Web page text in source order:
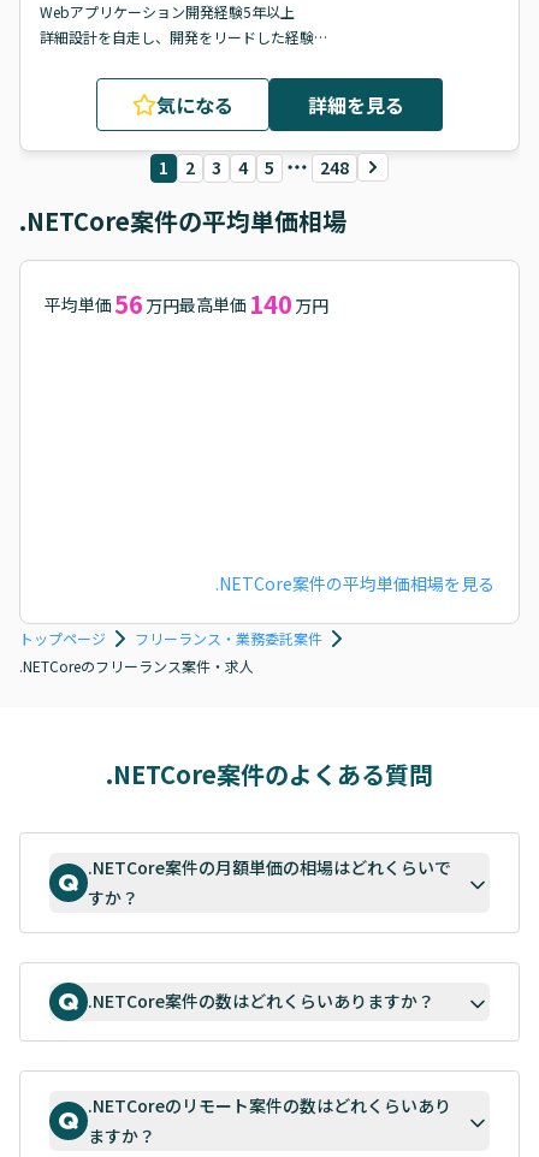
Webアプリケーション開発経験5年以上
詳細設計を自走し、開発をリードした経験
気になる 詳細を見る
1 2 3 4 5 248
.NETCore案件の平均単価相場
平均単価56 万円最高単価 140 万円
.NETCore案件の平均単価相場を見る
トップページ
フリーランス・業務委託案件
.NETCoreのフリーランス案件・求人
.NETCore案件のよくある質問
.NETCore案件の月額単価の相場はどれくらいで
すか？
.NETCore案件の数はどれくらいありますか？
.NETCoreのリモート案件の数はどれくらいあり
ますか？